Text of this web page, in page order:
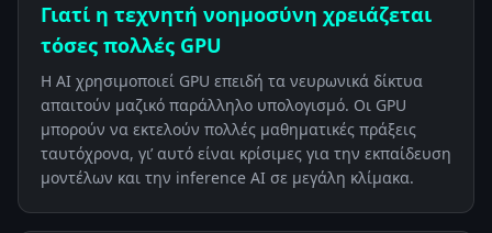
Γιατί η τεχνητή νοημοσύνη χρειάζεται
τόσες πολλές GPU
Η AI χρησιμοποιεί GPU επειδή τα νευρωνικά δίκτυα
απαιτούν μαζικό παράλληλο υπολογισμό. Οι GPU
μπορούν να εκτελούν πολλές μαθηματικές πράξεις
ταυτόχρονα, γι’ αυτό είναι κρίσιμες για την εκπαίδευση
μοντέλων και την inference AI σε μεγάλη κλίμακα.